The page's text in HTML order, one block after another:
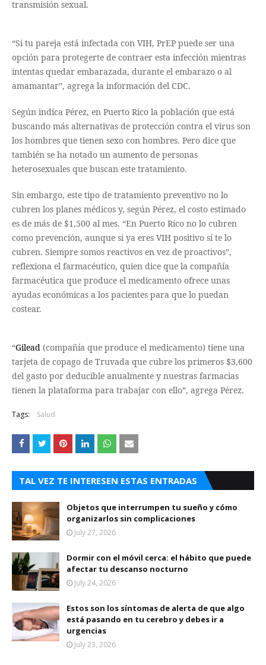
transmisión sexual.
“Si tu pareja está infectada con VIH, PrEP puede ser una
opción para protegerte de contraer esta infección mientras
intentas quedar embarazada, durante el embarazo o al
amamantar”, agrega la información del CDC.
Según indica Pérez, en Puerto Rico la población que está
buscando más alternativas de protección contra el virus son
los hombres que tienen sexo con hombres. Pero dice que
también se ha notado un aumento de personas
heterosexuales que buscan este tratamiento.
Sin embargo, este tipo de tratamiento preventivo no lo
cubren los planes médicos y, según Pérez, el costo estimado
es de más de $1,500 al mes. “En Puerto Rico no lo cubren
como prevención, aunque si ya eres VIH positivo sí te lo
cubren. Siempre somos reactivos en vez de proactivos”,
reflexiona el farmacéutico, quien dice que la compañía
farmacéutica que produce el medicamento ofrece unas
ayudas económicas a los pacientes para que lo puedan
costear.
“Gilead (compañía que produce el medicamento) tiene una
tarjeta de copago de Truvada que cubre los primeros $3,600
del gasto por deducible anualmente y nuestras farmacias
tienen la plataforma para trabajar con ello”, agrega Pérez.
Tags: Salud
TAL VEZ TE INTERESEN ESTAS ENTRADAS
Objetos que interrumpen tu sueño y cómo
organizarlos sin complicaciones
July 27, 2026
Dormir con el móvil cerca: el hábito que puede
afectar tu descanso nocturno
July 24, 2026
Estos son los síntomas de alerta de que algo
está pasando en tu cerebro y debes ir a
urgencias
July 23, 2026